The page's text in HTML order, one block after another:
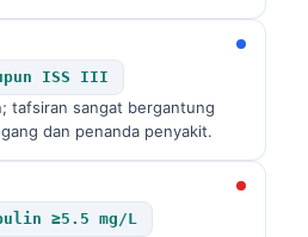
ISS III
tafsiran sangat bergantung
dan penanda penyakit.
≥5.5 mg/L